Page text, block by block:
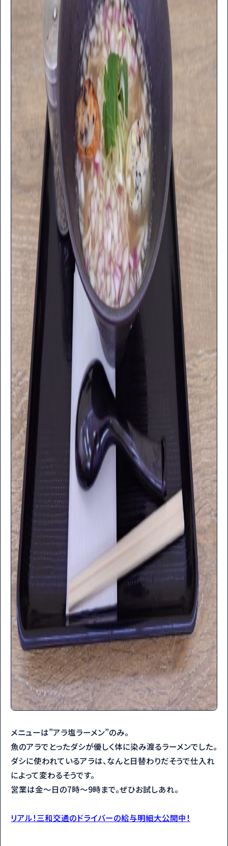
メニューは”アラ塩ラーメン”のみ。
魚のアラでとったダシが優しく体に染み渡るラーメンでした。
ダシに使われているアラは、なんと日替わりだそうで仕入れ
によって変わるそうです。
営業は金～日の7時～9時まで。ぜひお試しあれ。
リアル！三和交通のドライバーの給与明細大公開中！